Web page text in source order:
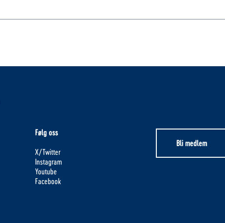
Følg oss
X/Twitter
Instagram
Youtube
Facebook
Bli medlem